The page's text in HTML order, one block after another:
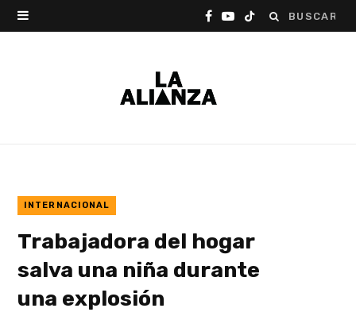
Buscar:
F
k
Y T
INTERNACIONAL
Trabajadora del hogar
salva una niña durante
una explosión